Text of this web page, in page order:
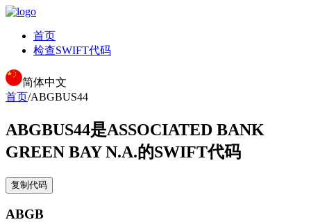
首页
检查SWIFT代码
简体中文
首页/ABGBUS44
ABGBUS44是ASSOCIATED BANK
GREEN BAY N.A.的SWIFT代码
复制代码
ABGB